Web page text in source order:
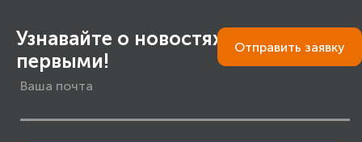
Узнавайте о новостях и акциях
первыми!
Отправить заявку